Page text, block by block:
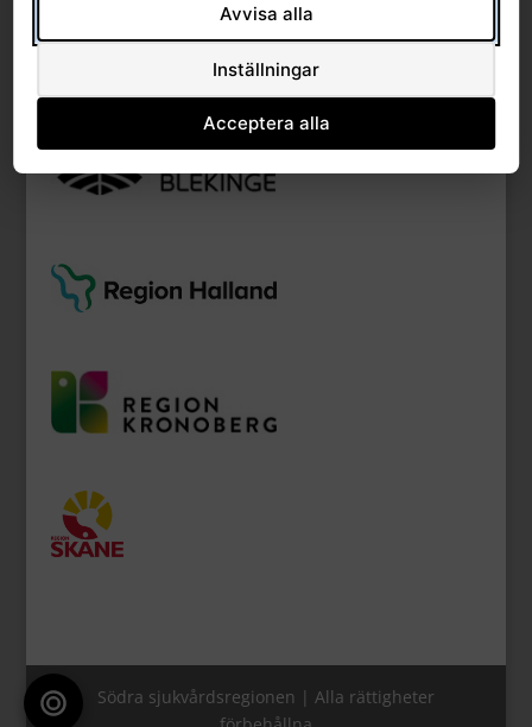
Södra sjukvårdsregionen | Alla rättigheter
Avvisa alla
Inställningar
Acceptera alla